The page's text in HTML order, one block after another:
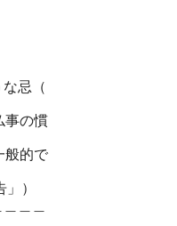
忌（
事の慣
般的で
＿＿